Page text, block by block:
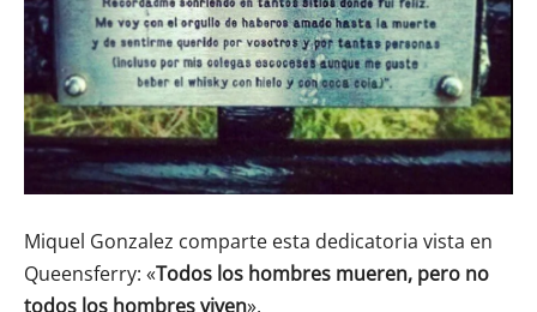
Miquel Gonzalez comparte esta dedicatoria vista en
Queensferry: «Todos los hombres mueren, pero no
todos los hombres viven».